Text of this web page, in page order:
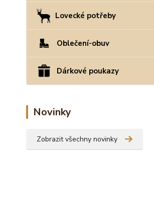
Lovecké potřeby
Oblečení-obuv
Dárkové poukazy
Novinky
Zobrazit všechny novinky